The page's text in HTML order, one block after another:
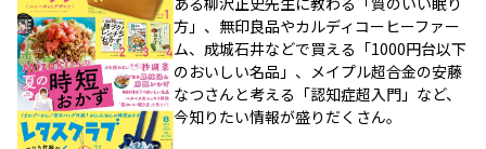
方」、無印良品やカルディコーヒーファー
ム、成城石井などで買える「1000円台以下
のおいしい名品」、メイプル超合金の安藤
なつさんと考える「認知症超入門」など、
今知りたい情報が盛りだくさん。